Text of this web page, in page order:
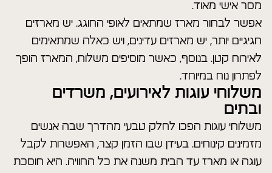
מסר אישי מאוד.
אפשר לבחור מארז שמתאים לאופי החוגג. יש מארזים
חגיגיים יותר, יש מארזים עדינים, ויש כאלה שמתאימים
לאירוח קטן. בנוסף, כאשר מוסיפים משלוח, המארז הופך
לפתרון נוח במיוחד.
משלוחי עוגות לאירועים, משרדים
ובתים
משלוחי עוגות הפכו לחלק טבעי מהדרך שבה אנשים
מזמינים קינוחים. בעידן שבו הזמן קצר, האפשרות לקבל
עוגה או מארז עד הבית משנה את כל החוויה. היא חוסכת